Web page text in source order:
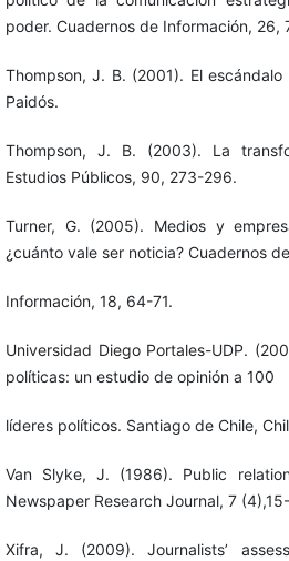
poder. Cuadernos de Información, 26,
Thompson, J. B. (2001). El escándalo
Paidós.
Thompson, J. B. (2003). La
Estudios Públicos, 90, 273-296.
Turner, G. (2005). Medios y
¿cuánto vale ser noticia? Cuadernos de
Información, 18, 64-71.
Universidad Diego Portales-UDP.
políticas: un estudio de opinión a 100
líderes políticos. Santiago de Chile,
Van Slyke, J. (1986). Public
Newspaper Research Journal, 7
Xifra, J. (2009). Journalists’